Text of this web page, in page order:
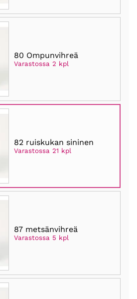
80 Ompunvihreä
Varastossa 2 kpl
82 ruiskukan sininen
Varastossa 21 kpl
87 metsänvihreä
Varastossa 5 kpl